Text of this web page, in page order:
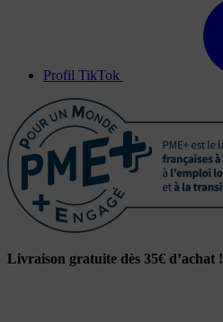
Profil TikTok
Livraison gratuite dès 35€ d’achat !